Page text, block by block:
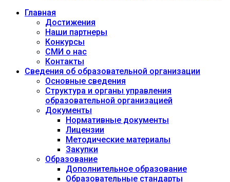
Главная
Достижения
Наши партнеры
Конкурсы
СМИ о нас
Контакты
Сведения об образовательной организации
Основные сведения
Структура и органы управления
образовательной организацией
Документы
Нормативные документы
Лицензии
Методические материалы
Закупки
Образование
Дополнительное образование
Образовательные стандарты